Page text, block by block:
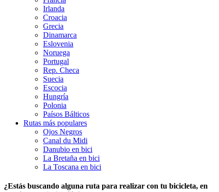
Irlanda
Croacia
Grecia
Dinamarca
Eslovenia
Noruega
Portugal
Rep. Checa
Suecia
Escocia
Hungría
Polonia
Paísos Bálticos
Rutas más populares
Ojos Negros
Canal du Midi
Danubio en bici
La Bretaña en bici
La Toscana en bici
¿Estás buscando alguna ruta para realizar con tu bicicleta, en